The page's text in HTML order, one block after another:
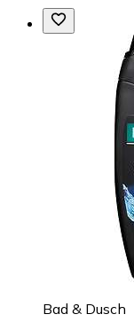
Bad & Dusch